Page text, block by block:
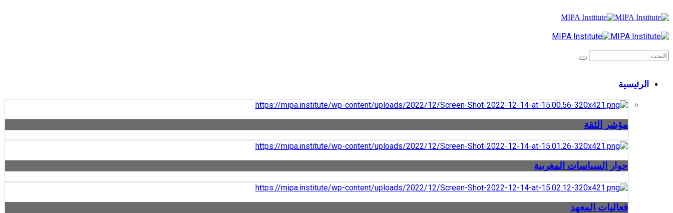
الرئيسية
مؤشر الثقة
حوار السياسات المغربية
فعاليات المعهد